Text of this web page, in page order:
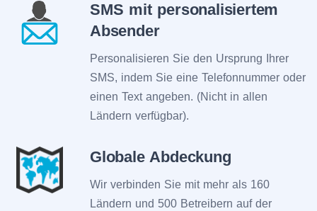
SMS mit personalisiertem
Absender
Personalisieren Sie den Ursprung Ihrer
SMS, indem Sie eine Telefonnummer oder
einen Text angeben. (Nicht in allen
Ländern verfügbar).
Globale Abdeckung
Wir verbinden Sie mit mehr als 160
Ländern und 500 Betreibern auf der